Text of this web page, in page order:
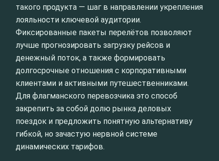
такого продукта — шаг в направлении укрепления
лояльности ключевой аудитории.
Фиксированные пакеты перелётов позволяют
лучше прогнозировать загрузку рейсов и
денежный поток, а также формировать
долгосрочные отношения с корпоративными
клиентами и активными путешественниками.
Для флагманского перевозчика это способ
закрепить за собой долю рынка деловых
поездок и предложить понятную альтернативу
гибкой, но зачастую нервной системе
динамических тарифов.